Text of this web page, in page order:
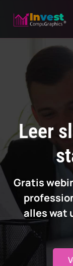
Leer
Gratis
alles wat